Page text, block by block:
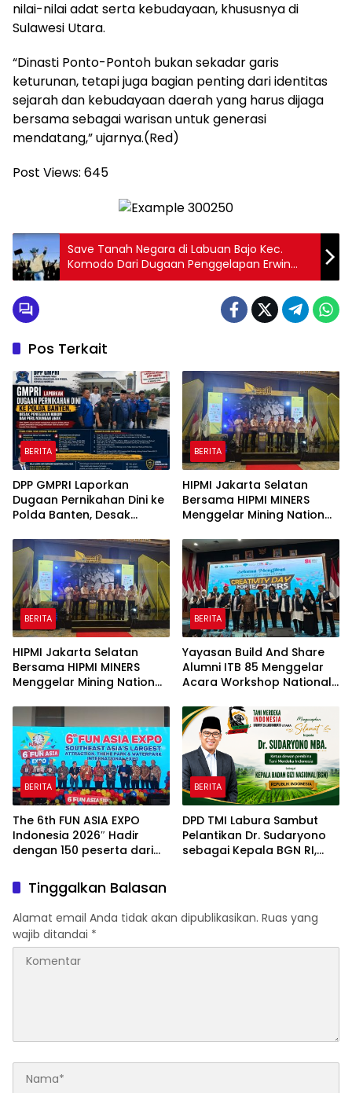
nilai-nilai adat serta kebudayaan, khususnya di
Sulawesi Utara.
“Dinasti Ponto-Pontoh bukan sekadar garis
keturunan, tetapi juga bagian penting dari identitas
sejarah dan kebudayaan daerah yang harus dijaga
bersama sebagai warisan untuk generasi
mendatang,” ujarnya.(Red)
Post Views: 645
Save Tanah Negara di Labuan Bajo Kec.
Komodo Dari Dugaan Penggelapan Erwin
Bebek dan Beatrix
Pos Terkait
BERITA
DPP GMPRI Laporkan
Dugaan Pernikahan Dini ke
Polda Banten, Desak
Perlindungan Anak
BERITA
HIPMI Jakarta Selatan
Bersama HIPMI MINERS
Menggelar Mining Nation
Indah Golf Jakarta
BERITA
HIPMI Jakarta Selatan
Bersama HIPMI MINERS
Menggelar Mining Nation
Indah Golf Jakarta
BERITA
Yayasan Build And Share
Alumni ITB 85 Menggelar
Acara Workshop National
2026 & Dibuka Resmi
Pramono Anung (Gubernur
DKI Jakarta)
BERITA
The 6th FUN ASIA EXPO
Indonesia 2026″ Hadir
dengan 150 peserta dari
Industri Taman Rekreasi
dan Ekosistem Pariwisata
di Tanah Air
BERITA
DPD TMI Labura Sambut
Pelantikan Dr. Sudaryono
sebagai Kepala BGN RI,
Tinggalkan Balasan
Alamat email Anda tidak akan dipublikasikan. Ruas yang
wajib ditandai *